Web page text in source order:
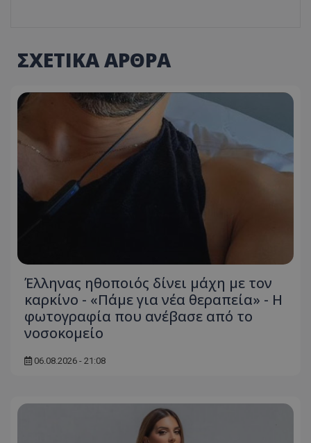
ΣΧΕΤΙΚΑ ΑΡΘΡΑ
Έλληνας ηθοποιός δίνει μάχη με τον
καρκίνο - «Πάμε για νέα θεραπεία» - Η
φωτογραφία που ανέβασε από το
νοσοκομείο
06.08.2026 - 21:08